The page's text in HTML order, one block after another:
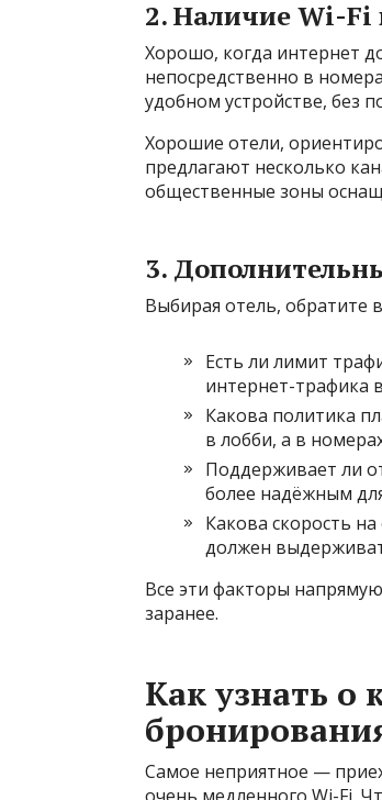
2. Наличие Wi-Fi
Хорошо, когда интернет
непосредственно в
удобном устройстве, без
Хорошие отели,
предлагают несколько
общественные зоны
3.
Выбирая отель,
Есть ли лимит
интернет-трафика
Какова политика
в лобби, а в
Поддерживает ли
более надёжным
Какова скорость
должен
Все эти факторы
заранее.
Как узнать о
Самое неприятное —